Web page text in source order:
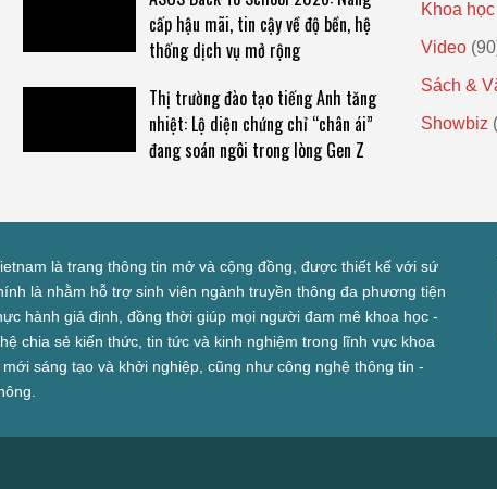
cấp hậu mãi, tin cậy về độ bền, hệ
thống dịch vụ mở rộng
Thị trường đào tạo tiếng Anh tăng
nhiệt: Lộ diện chứng chỉ “chân ái”
đang soán ngôi trong lòng Gen Z
Khoa
Video
Sách &
Showbiz
là trang thông tin mở và cộng đồng, được thiết kế với sứ
là nhằm hỗ trợ sinh viên ngành truyền thông đa phương tiện
hành giả định, đồng thời giúp mọi người đam mê khoa học -
chia sẻ kiến thức, tin tức và kinh nghiệm trong lĩnh vực khoa
mới sáng tạo và khởi nghiệp, cũng như công nghệ thông tin -